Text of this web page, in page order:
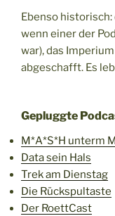
Ebenso
wenn einer der
war), das Imperium
abgeschafft. Es
Gepluggte
M*A*S*H unterm
Data sein Hals
Trek am Dienstag
Die Rückspultaste
Der RoettCast